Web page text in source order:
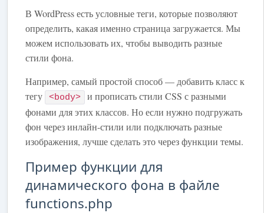
В WordPress есть условные теги, которые позволяют
определить, какая именно страница загружается. Мы
можем использовать их, чтобы выводить разные
стили фона.
Например, самый простой способ — добавить класс к
тегу
<body>
и прописать стили CSS с разными
фонами для этих классов. Но если нужно подгружать
фон через инлайн-стили или подключать разные
изображения, лучше сделать это через функции темы.
Пример функции для
динамического фона в файле
functions.php